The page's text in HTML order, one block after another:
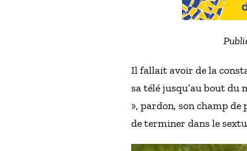
Il fallait avoir de la
sa télé jusqu’au bout du
», pardon, son champ
de terminer dans le